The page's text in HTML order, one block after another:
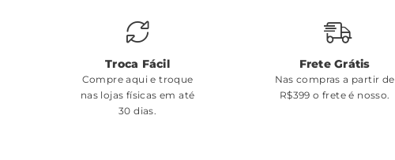
Troca Fácil
Compre aqui e troque
nas lojas físicas em até
30 dias.
Frete Grátis
Nas compras a partir de
R$399 o frete é nosso.